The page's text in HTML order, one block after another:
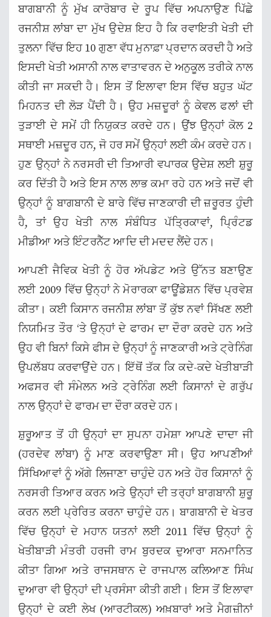
ਬਾਗਬਾਨੀ ਨੂੰ ਮੁੱਖ ਕਾਰੋਬਾਰ ਦੇ ਰੂਪ ਵਿੱਚ ਅਪਨਾਉਣ ਪਿੱਛੇ
ਰਜਨੀਸ਼ ਲਾਂਬਾ ਦਾ ਮੁੱਖ ਉਦੇਸ਼ ਇਹ ਹੈ ਕਿ ਰਵਾਇਤੀ ਖੇਤੀ ਦੀ
ਤੁਲਨਾ ਵਿੱਚ ਇਹ 10 ਗੁਣਾ ਵੱਧ ਮੁਨਾਫ਼ਾ ਪ੍ਰਦਾਨ ਕਰਦੀ ਹੈ ਅਤੇ
ਇਸਦੀ ਖੇਤੀ ਅਸਾਨੀ ਨਾਲ ਵਾਤਾਵਰਨ ਦੇ ਅਨੁਕੂਲ ਤਰੀਕੇ ਨਾਲ
ਕੀਤੀ ਜਾ ਸਕਦੀ ਹੈ। ਇਸ ਤੋਂ ਇਲਾਵਾ ਇਸ ਵਿੱਚ ਬਹੁਤ ਘੱਟ
ਮਿਹਨਤ ਦੀ ਲੋੜ ਪੈਂਦੀ ਹੈ। ਉਹ ਮਜ਼ਦੂਰਾਂ ਨੂੰ ਕੇਵਲ ਫਲਾਂ ਦੀ
ਤੁੜਾਈ ਦੇ ਸਮੇਂ ਹੀ ਨਿਯੁਕਤ ਕਰਦੇ ਹਨ। ਉਂਝ ਉਨ੍ਹਾਂ ਕੋਲ 2
ਸਥਾਈ ਮਜ਼ਦੂਰ ਹਨ, ਜੋ ਹਰ ਸਮੇਂ ਉਨ੍ਹਾਂ ਲਈ ਕੰਮ ਕਰਦੇ ਹਨ।
ਹੁਣ ਉਨ੍ਹਾਂ ਨੇ ਨਰਸਰੀ ਦੀ ਤਿਆਰੀ ਵਪਾਰਕ ਉਦੇਸ਼ ਲਈ ਸ਼ੁਰੂ
ਕਰ ਦਿੱਤੀ ਹੈ ਅਤੇ ਇਸ ਨਾਲ ਲਾਭ ਕਮਾ ਰਹੇ ਹਨ ਅਤੇ ਜਦੋਂ ਵੀ
ਉਨ੍ਹਾਂ ਨੂੰ ਬਾਗਬਾਨੀ ਦੇ ਬਾਰੇ ਵਿੱਚ ਜਾਣਕਾਰੀ ਦੀ ਜ਼ਰੂਰਤ ਹੁੰਦੀ
ਹੈ, ਤਾਂ ਉਹ ਖੇਤੀ ਨਾਲ ਸੰਬੰਧਿਤ ਪੱਤ੍ਰਿਕਾਵਾਂ, ਪ੍ਰਿੰਟਡ
ਮੀਡੀਆ ਅਤੇ ਇੰਟਰਨੈੱਟ ਆਦਿ ਦੀ ਮਦਦ ਲੈਂਦੇ ਹਨ।
ਆਪਣੀ ਜੈਵਿਕ ਖੇਤੀ ਨੂੰ ਹੋਰ ਅੱਪਡੇਟ ਅਤੇ ਉੱਨਤ ਬਣਾਉਣ
ਲਈ 2009 ਵਿੱਚ ਉਨ੍ਹਾਂ ਨੇ ਮੋਰਾਰਕਾ ਫਾਊਂਡੇਸ਼ਨ ਵਿੱਚ ਪ੍ਰਵੇਸ਼
ਕੀਤਾ। ਕਈ ਕਿਸਾਨ ਰਜਨੀਸ਼ ਲਾਂਬਾ ਤੋਂ ਕੁੱਝ ਨਵਾਂ ਸਿੱਖਣ ਲਈ
ਨਿਯਮਿਤ ਤੌਰ ‘ਤੇ ਉਨ੍ਹਾਂ ਦੇ ਫਾਰਮ ਦਾ ਦੌਰਾ ਕਰਦੇ ਹਨ ਅਤੇ
ਉਹ ਵੀ ਬਿਨਾਂ ਕਿਸੇ ਫੀਸ ਦੇ ਉਨ੍ਹਾਂ ਨੂੰ ਜਾਣਕਾਰੀ ਅਤੇ ਟ੍ਰੇਨਿੰਗ
ਉਪਲੱਬਧ ਕਰਵਾਉਂਦੇ ਹਨ। ਇੱਥੋਂ ਤੱਕ ਕਿ ਕਦੇ-ਕਦੇ ਖੇਤੀਬਾੜੀ
ਅਫਸਰ ਵੀ ਸੰਮੇਲਨ ਅਤੇ ਟ੍ਰੇਨਿੰਗ ਲਈ ਕਿਸਾਨਾਂ ਦੇ ਗਰੁੱਪ
ਨਾਲ ਉਨ੍ਹਾਂ ਦੇ ਫਾਰਮ ਦਾ ਦੌਰਾ ਕਰਦੇ ਹਨ।
ਸ਼ੁਰੂਆਤ ਤੋਂ ਹੀ ਉਨ੍ਹਾਂ ਦਾ ਸੁਪਨਾ ਹਮੇਸ਼ਾ ਆਪਣੇ ਦਾਦਾ ਜੀ
(ਹਰਦੇਵ ਲਾਂਬਾ) ਨੂੰ ਮਾਣ ਕਰਵਾਉਣਾ ਸੀ। ਉਹ ਆਪਣੀਆਂ
ਸਿੱਖਿਆਵਾਂ ਨੂੰ ਅੱਗੇ ਲਿਜਾਣਾ ਚਾਹੁੰਦੇ ਹਨ ਅਤੇ ਹੋਰ ਕਿਸਾਨਾਂ ਨੂੰ
ਨਰਸਰੀ ਤਿਆਰ ਕਰਨ ਅਤੇ ਉਨ੍ਹਾਂ ਦੀ ਤਰ੍ਹਾਂ ਬਾਗਬਾਨੀ ਸ਼ੁਰੂ
ਕਰਨ ਲਈ ਪ੍ਰੇਰਿਤ ਕਰਨਾ ਚਾਹੁੰਦੇ ਹਨ। ਬਾਗਬਾਨੀ ਦੇ ਖੇਤਰ
ਵਿੱਚ ਉਨ੍ਹਾਂ ਦੇ ਮਹਾਨ ਯਤਨਾਂ ਲਈ 2011 ਵਿੱਚ ਉਨ੍ਹਾਂ ਨੂੰ
ਖੇਤੀਬਾੜੀ ਮੰਤਰੀ ਹਰਜੀ ਰਾਮ ਬੁਰਦਕ ਦੁਆਰਾ ਸਨਮਾਨਿਤ
ਕੀਤਾ ਗਿਆ ਅਤੇ ਰਾਜਸਥਾਨ ਦੇ ਰਾਜਪਾਲ ਕਲਿਆਣ ਸਿੰਘ
ਦੁਆਰਾ ਵੀ ਉਨ੍ਹਾਂ ਦੀ ਪ੍ਰਸੰਸਾ ਕੀਤੀ ਗਈ। ਇਸ ਤੋਂ ਇਲਾਵਾ
ਉਨ੍ਹਾਂ ਦੇ ਕਈ ਲੇਖ (ਆਰਟੀਕਲ) ਅਖ਼ਬਾਰਾਂ ਅਤੇ ਮੈਗਜ਼ੀਨਾਂ